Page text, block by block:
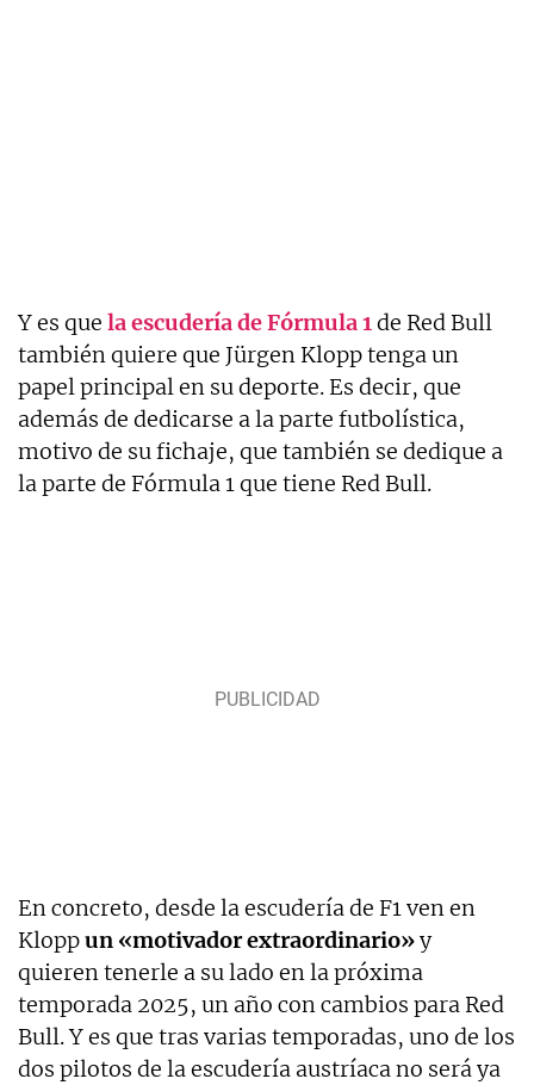
Y es que la escudería de Fórmula 1de Red Bull
también quiere que Jürgen Klopp tenga un
papel principal en su deporte. Es decir, que
además de dedicarse a la parte futbolística,
motivo de su fichaje, que también se dedique a
la parte de Fórmula 1 que tiene Red Bull.
En concreto, desde la escudería de F1 ven en
Kloppun «motivador extraordinario»y
quieren tenerle a su lado en la próxima
temporada 2025, un año con cambios para Red
Bull. Y es que tras varias temporadas, uno de los
dos pilotos de la escudería austríaca no será ya